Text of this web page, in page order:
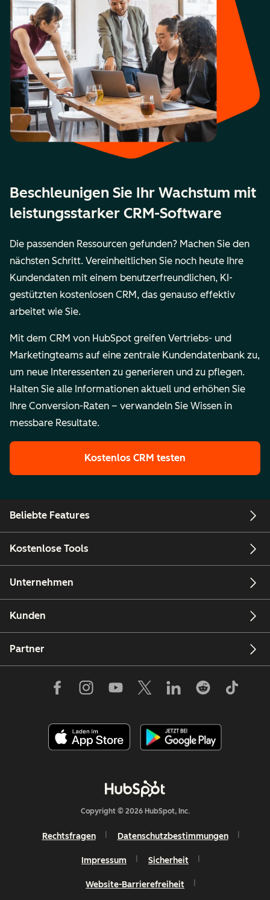
Beschleunigen Sie Ihr Wachstum mit
leistungsstarker CRM-Software
Die passenden Ressourcen gefunden? Machen Sie den
nächsten Schritt. Vereinheitlichen Sie noch heute Ihre
Kundendaten mit einem benutzerfreundlichen, KI-
gestützten kostenlosen CRM, das genauso effektiv
arbeitet wie Sie.
Mit dem CRM von HubSpot greifen Vertriebs- und
Marketingteams auf eine zentrale Kundendatenbank zu,
um neue Interessenten zu generieren und zu pflegen.
Halten Sie alle Informationen aktuell und erhöhen Sie
Ihre Conversion-Raten – verwandeln Sie Wissen in
messbare Resultate.
Kostenlos CRM testen
Beliebte Features
Kostenlose Tools
Unternehmen
Kunden
Partner
Copyright © 2026 HubSpot, Inc.
Rechtsfragen Datenschutzbestimmungen
Impressum Sicherheit
Website-Barrierefreiheit